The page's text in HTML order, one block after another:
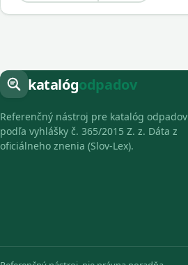
katalógodpadov
Referenčný nástroj pre katalóg odpadov
podľa vyhlášky č. 365/2015 Z. z. Dáta z
oficiálneho znenia (Slov-Lex).